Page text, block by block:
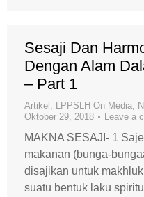
Sesaji Dan
Dengan Alam
– Part 1
Artikel , LPPSLH On Media,
Oktober 29, 2018
Leave a
MAKNA SESAJI- 1
makanan (bunga-
disajikan untuk
suatu bentuk laku